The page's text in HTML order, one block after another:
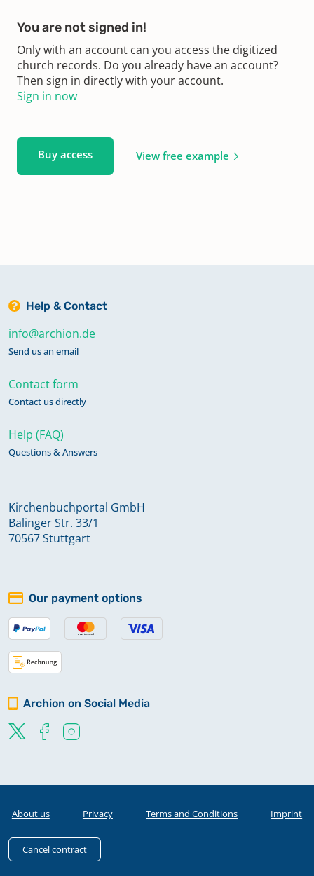
You are not signed in!
Only with an account can you access the digitized
church records. Do you already have an account?
Then sign in directly with your account.
Sign in now
Buy access View free example
Help & Contact
info@archion.de
Send us an email
Contact form
Contact us directly
Help (FAQ)
Questions & Answers
Kirchenbuchportal GmbH
Balinger Str. 33/1
70567 Stuttgart
Our payment options
Archion on Social Media
About us Privacy Terms and Conditions Imprint
Cancel contract